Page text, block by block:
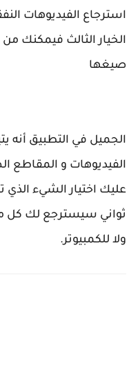
استرجاع الفيديوهات
الخيار الثالث فيمكنك
صيغها
الجميل في التطبيق أنه
الفيديوهات و المقاطع
عليك اختيار الشيء
ثواني سيسترجع لك كل
ولا للكمبيوتر.